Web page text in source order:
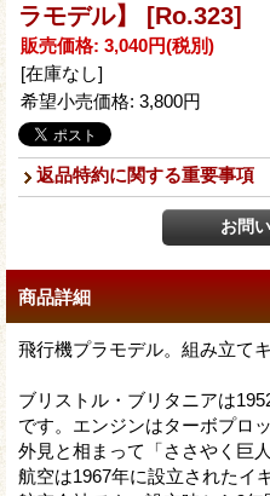
ラモデル】 [Ro.323]
販売価格: 3,040円(税別)
[在庫なし]
希望小売価格: 3,800円
返品特約に関する重要事項
商品詳細
飛行機プラモデル。組み立てキ
ブリストル・ブリタニアは
です。エンジンはターボプロ
外見と相まって「ささやく巨
航空は1967年に設立されたイ